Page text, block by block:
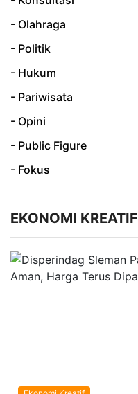
- Olahraga
- Politik
- Hukum
- Pariwisata
- Opini
- Public Figure
- Fokus
EKONOMI KREATIF